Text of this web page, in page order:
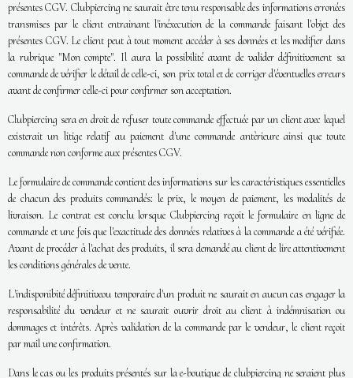
présentes CGV. Clubpiercing ne saurait être tenu responsable des informations erronées
transmises par le client entrainant l'inéxecution de la commande faisant l'objet des
présentes CGV. Le client peut à tout moment accéder à ses données et les modifier dans
la rubrique "Mon compte". Il aura la possibilité avant de valider définitivement sa
commande de vérifier le détail de celle-ci, son prix total et de corriger d'éventuelles erreurs
avant de confirmer celle-ci pour confirmer son acceptation.
Clubpiercing sera en droit de refuser toute commande effectuée par un client avec lequel
existerait un litige relatif au paiement d'une commande antèrieure ainsi que toute
commande non conforme aux présentes CGV.
Le formulaire de commande contient des informations sur les caractéristiques essentielles
de chacun des produits commandés: le prix, le moyen de paiement, les modalités de
livraison. Le contrat est conclu lorsque Clubpiercing reçoit le formulaire en ligne de
commande et une fois que l'exactitude des données relatives à la commande a été vérifiée.
Avant de procéder à l'achat des produits, il sera demandé au client de lire attentivement
les conditions générales de vente.
L'indisponibité définitiveou temporaire d'un produit ne saurait en aucun cas engager la
responsabilité du vendeur et ne saurait ouvrir droit au client à indémnisation ou
dommages et intérêts. Après validation de la commande par le vendeur, le client reçoit
par mail une confirmation.
Dans le cas ou les produits présentés sur la e-boutique de clubpiercing ne seraient plus